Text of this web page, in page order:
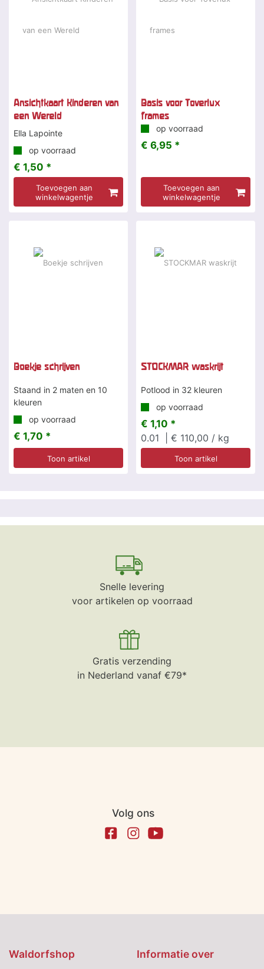
Ansichtkaart Kinderen van
een Wereld
Ella Lapointe
op voorraad
€ 1,50 *
Toevoegen aan
winkelwagentje
Basis voor Toverlux
frames
op voorraad
€ 6,95 *
Toevoegen aan
winkelwagentje
Boekje schrijven
Staand in 2 maten en 10
kleuren
op voorraad
€ 1,70 *
Toon artikel
STOCKMAR waskrijt
Potlood in 32 kleuren
op voorraad
€ 1,10 *
0.01
| € 110,00 / kg
Toon artikel
Snelle levering
voor artikelen op voorraad
Gratis verzending
in Nederland vanaf €79*
Volg ons
Waldorfshop Informatie over